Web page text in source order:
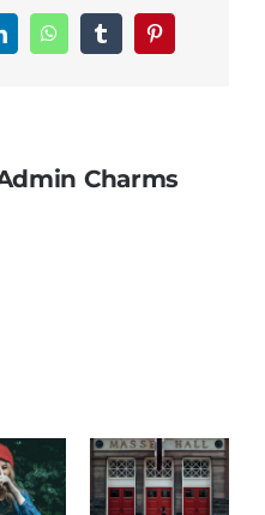
WhatsAppTumblrPinterest
Charms